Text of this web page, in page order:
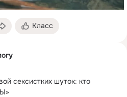
Класс
сексистких шуток: кто